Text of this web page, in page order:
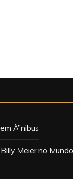
em Ã”nibus
Billy Meier no Mundo